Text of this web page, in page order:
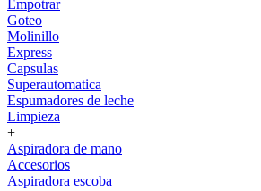
Empotrar
Goteo
Molinillo
Express
Capsulas
Superautomatica
Espumadores de leche
Limpieza
+
Aspiradora de mano
Accesorios
Aspiradora escoba